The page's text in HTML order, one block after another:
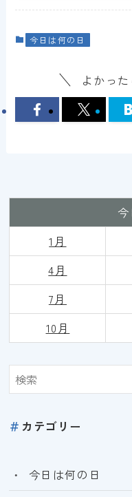
今日は何の日
よかっ
1月
4月
7月
10月
＃ カテゴリー
今日は何の日